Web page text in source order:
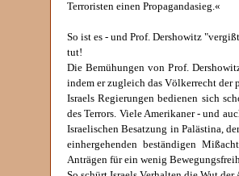
Terroristen einen Propagandasieg.«
So ist es - und Prof. Dershowitz
tut!
Die Bemühungen von Prof.
indem er zugleich das Völkerrecht der
Israels Regierungen bedienen sich
des Terrors. Viele Amerikaner - und
Israelischen Besatzung in Palästina,
einhergehenden beständigen
Anträgen für ein wenig